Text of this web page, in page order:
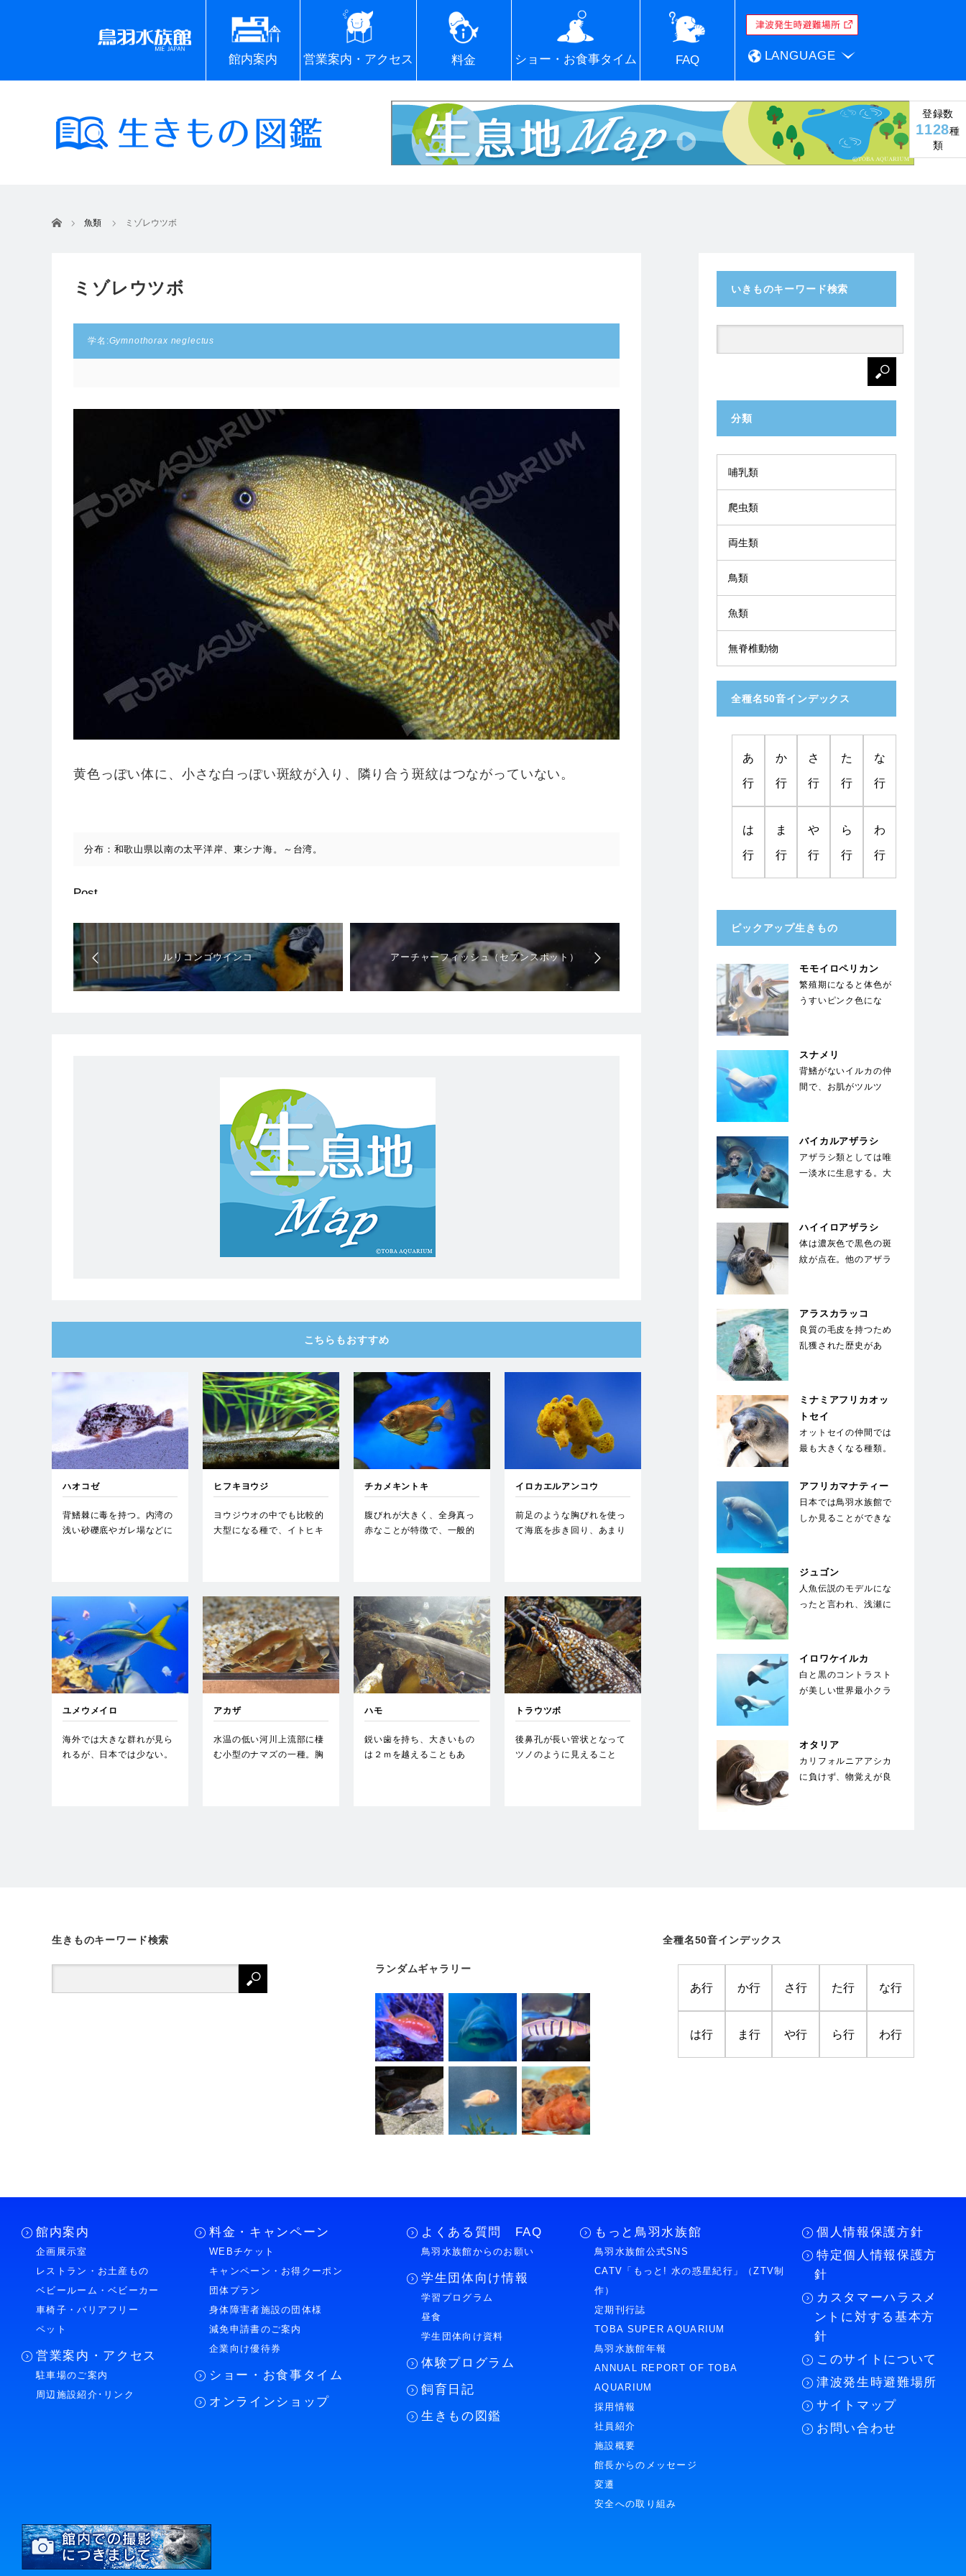
館内案内 営業案内・アクセス 料金 ショー・お食事タイム FAQ LANGUAGE
登録数
1128種
類
ホーム 魚類 ミゾレウツボ
ミゾレウツボ
学名:Gymnothorax neglectus
黄色っぽい体に、小さな白っぽい斑紋が入り、隣り合う斑紋はつながっていない。
分布：和歌山県以南の太平洋岸、東シナ海。～台湾。
Post
ルリコンゴウインコ アーチャーフィッシュ（セブンスポット）
こちらもおすすめ
ハオコゼ
背鰭棘に毒を持つ。内湾の
浅い砂礫底やガレ場などに
ヒフキヨウジ
ヨウジウオの中でも比較的
大型になる種で、イトヒキ
チカメキントキ
腹びれが大きく、全身真っ
赤なことが特徴で、一般的
イロカエルアンコウ
前足のような胸びれを使っ
て海底を歩き回り、あまり
ユメウメイロ
海外では大きな群れが見ら
れるが、日本では少ない。
アカザ
水温の低い河川上流部に棲
む小型のナマズの一種。胸
ハモ
鋭い歯を持ち、大きいもの
は２ｍを越えることもあ
トラウツボ
後鼻孔が長い管状となって
ツノのように見えること
いきものキーワード検索
分類
哺乳類
爬虫類
両生類
鳥類
魚類
無脊椎動物
全種名50音インデックス
あ
行
か
行
さ
行
た
行
な
行
は
行
ま
行
や
行
ら
行
わ
行
ピックアップ生きもの
モモイロペリカン
繁殖期になると体色が
うすいピンク色にな
スナメリ
背鰭がないイルカの仲
間で、お肌がツルツ
バイカルアザラシ
アザラシ類としては唯
一淡水に生息する。大
ハイイロアザラシ
体は濃灰色で黒色の斑
紋が点在。他のアザラ
アラスカラッコ
良質の毛皮を持つため
乱獲された歴史があ
ミナミアフリカオッ
トセイ
オットセイの仲間では
最も大きくなる種類。
綿毛のような下毛が
密…
アフリカマナティー
日本では鳥羽水族館で
しか見ることができな
ジュゴン
人魚伝説のモデルにな
ったと言われ、浅瀬に
イロワケイルカ
白と黒のコントラスト
が美しい世界最小クラ
起…
オタリア
カリフォルニアアシカ
に負けず、物覚えが良
生きものキーワード検索 全種名50音インデックス
あ行 か行 さ行 た行 な行
は行 ま行 や行 ら行 わ行
ランダムギャラリー
館内案内
企画展示室
レストラン・お土産もの
ベビールーム・ベビーカー
車椅子・バリアフリー
ペット
営業案内・アクセス
駐車場のご案内
周辺施設紹介･リンク
料金・キャンペーン
WEBチケット
キャンペーン・お得クーポン
団体プラン
身体障害者施設の団体様
減免申請書のご案内
企業向け優待券
ショー・お食事タイム
オンラインショップ
よくある質問 FAQ
鳥羽水族館からのお願い
学生団体向け情報
学習プログラム
昼食
学生団体向け資料
体験プログラム
飼育日記
生きもの図鑑
もっと鳥羽水族館
鳥羽水族館公式SNS
CATV「もっと! 水の惑星紀行」（ZTV制
作）
定期刊行誌
TOBA SUPER AQUARIUM
鳥羽水族館年報
ANNUAL REPORT OF TOBA
AQUARIUM
採用情報
社員紹介
施設概要
館長からのメッセージ
変遷
安全への取り組み
個人情報保護方針
特定個人情報保護方
針
カスタマーハラスメ
ントに対する基本方
針
このサイトについて
津波発生時避難場所
サイトマップ
お問い合わせ